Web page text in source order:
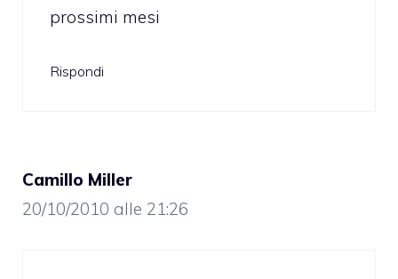
prossimi mesi
Rispondi
Camillo Miller
20/10/2010 alle 21:26